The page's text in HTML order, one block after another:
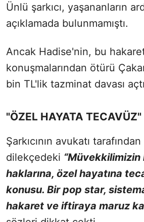
Ünlü şarkıcı, yaşananların
açıklamada bulunmamıştı.
Ancak Hadise'nin, bu
konuşmalarından ötürü
bin TL'lik tazminat davası
"ÖZEL HAYATA TECAVÜZ"
Şarkıcının avukatı
dilekçedeki
haklarına, özel hayatına
konusu. Bir pop star,
hakaret ve iftiraya maruz